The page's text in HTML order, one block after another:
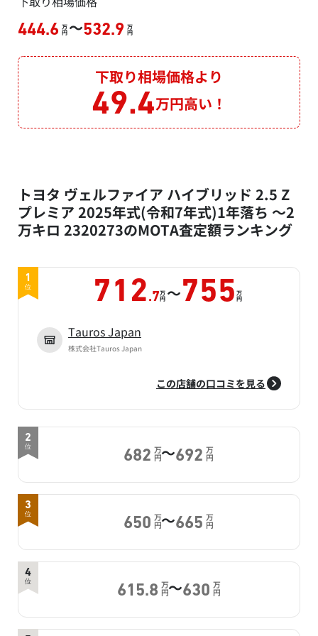
444.6 万
円 ～532.9 万
円
下取り相場価格より
49.4万円高い！
トヨタ ヴェルファイア ハイブリッド 2.5 Z
プレミア 2025年式(令和7年式)1年落ち ～2
万キロ 2320273のMOTA査定額ランキング
1
位 712 .7万
円 ～755 万
円
Tauros Japan
株式会社Tauros Japan
この店舗の口コミを見る
2
位
682 万
円～692 万
円
3
位
650 万
円～665 万
円
4
位
615.8 万
円～630 万
円